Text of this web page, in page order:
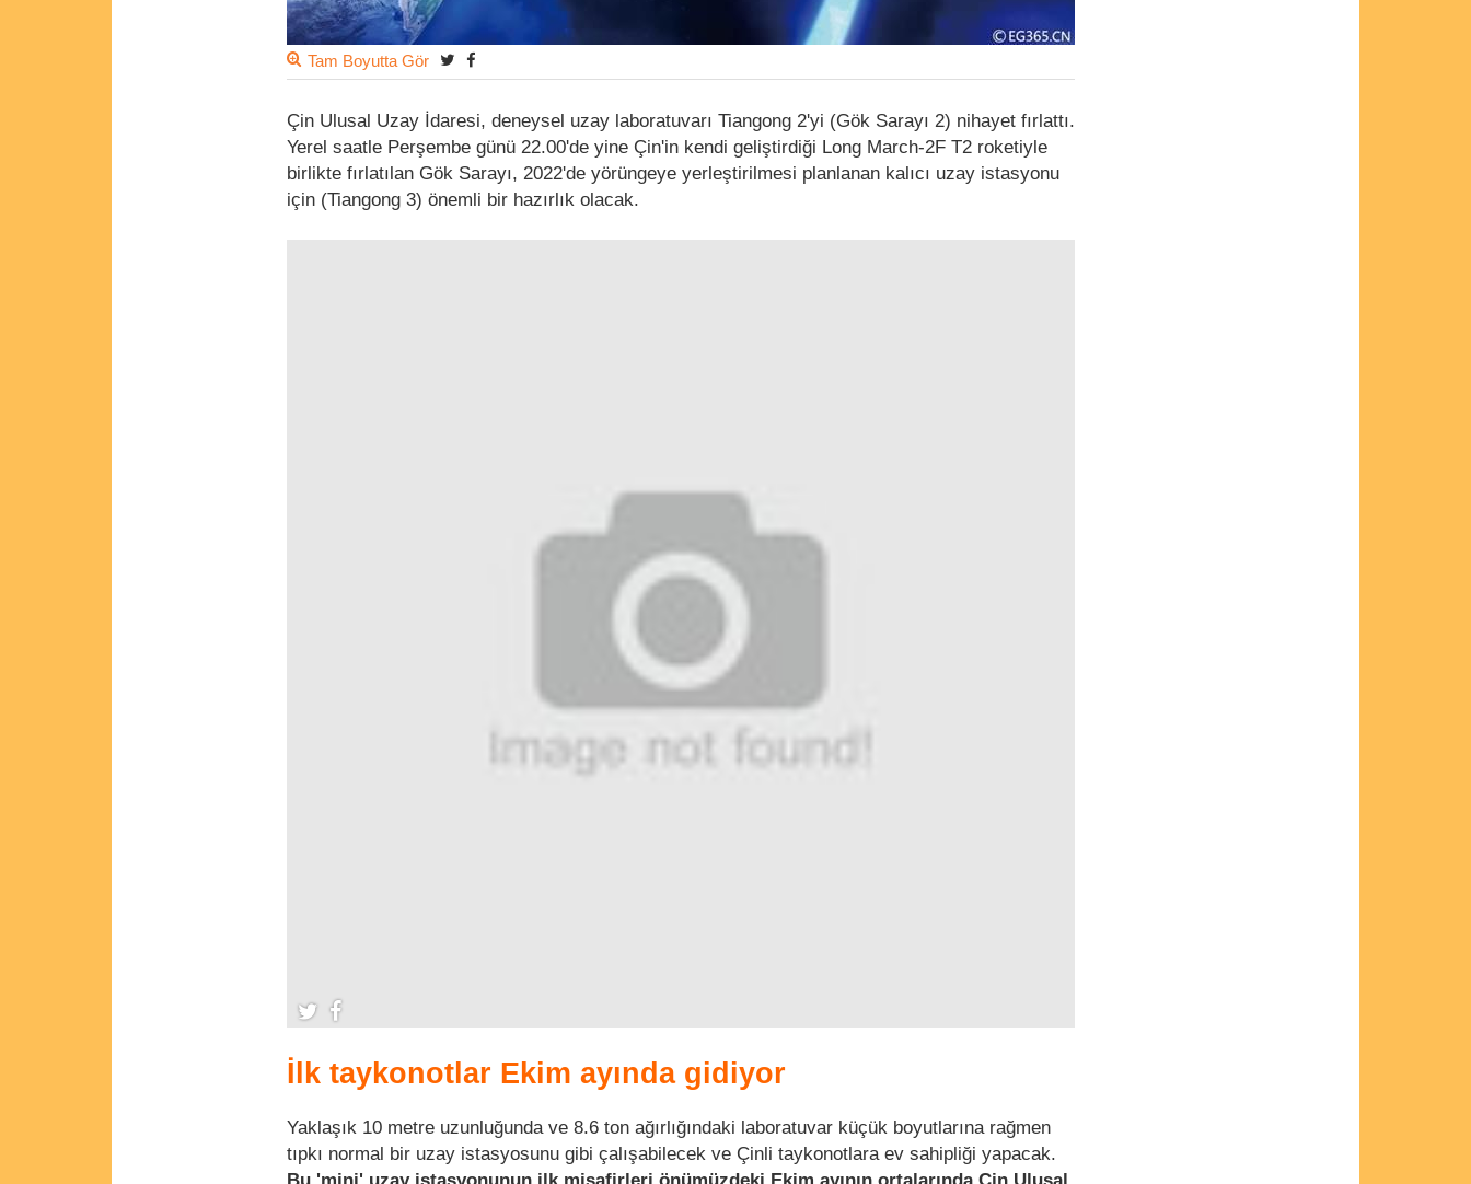
Tam Boyutta Gör
Çin Ulusal Uzay İdaresi, deneysel uzay laboratuvarı Tiangong 2'yi (Gök Sarayı 2) nihayet fırlattı.
Yerel saatle Perşembe günü 22.00'de yine Çin'in kendi geliştirdiği Long March-2F T2 roketiyle
birlikte fırlatılan Gök Sarayı, 2022'de yörüngeye yerleştirilmesi planlanan kalıcı uzay istasyonu
için (Tiangong 3) önemli bir hazırlık olacak.
İlk taykonotlar Ekim ayında gidiyor
Yaklaşık 10 metre uzunluğunda ve 8.6 ton ağırlığındaki laboratuvar küçük boyutlarına rağmen
tıpkı normal bir uzay istasyosunu gibi çalışabilecek ve Çinli taykonotlara ev sahipliği yapacak.